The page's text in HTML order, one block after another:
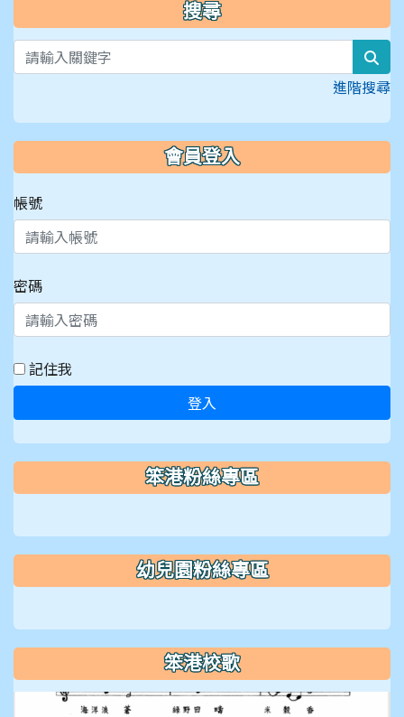
搜尋
進階搜尋
會員登入
帳號
密碼
記住我
登入
笨港粉絲專區
幼兒園粉絲專區
笨港校歌